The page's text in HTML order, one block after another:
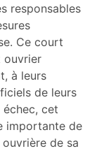
responsables
Ce court
ouvrier
à leurs
de leurs
cet
importante de
de sa